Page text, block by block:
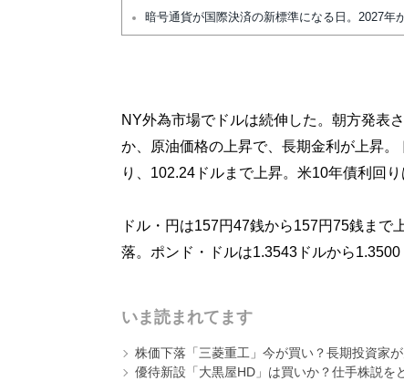
暗号通貨が国際決済の新標準になる日。2027年
NY外為市場でドルは続伸した。朝方発表
か、原油価格の上昇で、長期金利が上昇
り、102.24ドルまで上昇。米10年債利回
ドル・円は157円47銭から157円75銭ま
落。ポンド・ドルは1.3543ドルから1.3500
いま読まれてます
株価下落「三菱重工」今が買い？長期投資家
優待新設「大黒屋HD」は買いか？仕手株説